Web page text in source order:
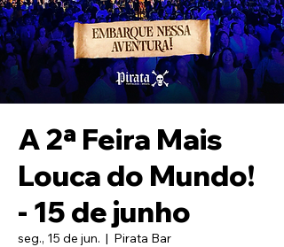
A 2ª Feira Mais
Louca do Mundo!
- 15 de junho
seg., 15 de jun.
  |
Pirata Bar